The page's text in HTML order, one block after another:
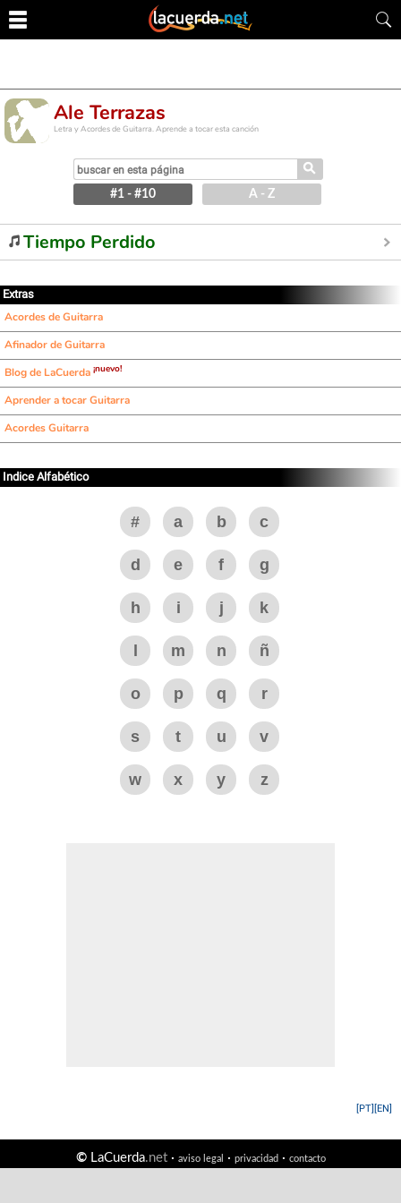
Ale Terrazas
Letra y Acordes de Guitarra. Aprende a tocar esta canción
⚲
#1 - #10 A - Z
Tiempo Perdido
Extras
Acordes de Guitarra
Afinador de Guitarra
Blog de LaCuerda ¡nuevo!
Aprender a tocar Guitarra
Acordes Guitarra
Indice Alfabético
# a b c
d e f g
h i j k
m n ñ
o p q r
s t u v
w x y z
[EN]
[PT]
©LaCuerda.net· aviso legal · privacidad· contacto